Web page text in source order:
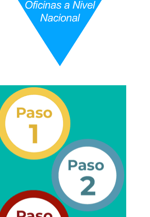
– Frecuentes
(2°) – (Mayores de 18 años).
Transporte Público
de Guarda y Custodia